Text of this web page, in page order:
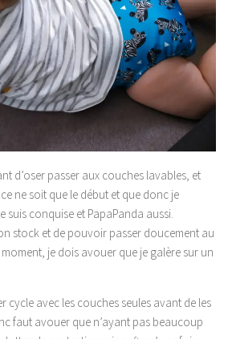
d’oser passer aux couches lavables, et
ne soit que le début et que donc je
conquise et PapaPanda aussi.
stock et de pouvoir passer doucement au
je dois avouer que je galère sur un
cycle avec les couches seules avant de les
faut avouer que n’ayant pas beaucoup